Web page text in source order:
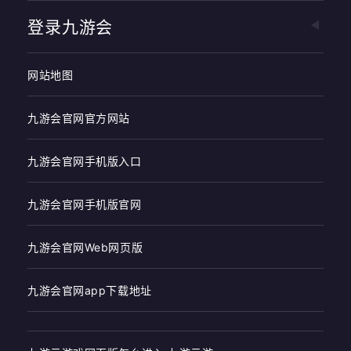
登录九游会
网站地图
九游会官网官方网站
九游会官网手机版入口
九游会官网手机版官网
九游会官网Web网页版
九游会官网app下载地址